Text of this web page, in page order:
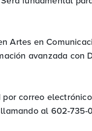
Artes en
avanzada con
correo
al 602-735-